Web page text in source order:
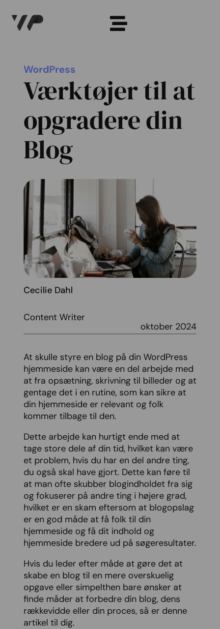
WordPress
Værktøjer til at
opgradere din
Blog
Cecilie Dahl
Content Writer
oktober 2024
At skulle styre en blog på din WordPress
hjemmeside kan være en del arbejde med
at fra opsætning, skrivning til billeder og at
gentage det i en rutine, som kan sikre at
din hjemmeside er relevant og folk
kommer tilbage til den.
Dette arbejde kan hurtigt ende med at
tage store dele af din tid, hvilket kan være
et problem, hvis du har en del andre ting,
du også skal have gjort. Dette kan føre til
at man ofte skubber blogindholdet fra sig
og fokuserer på andre ting i højere grad,
hvilket er en skam eftersom at blogopslag
er en god måde at få folk til din
hjemmeside og få dit indhold og
hjemmeside bredere ud på søgeresultater.
Hvis du leder efter måde at gøre det at
skabe en blog til en mere overskuelig
opgave eller simpelthen bare ønsker at
finde måder at forbedre din blog, dens
rækkevidde eller din proces, så er denne
artikel til dig.